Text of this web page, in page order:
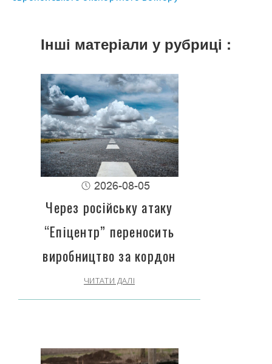
Інші матеріали у рубриці :
2026-08-05
Через російську атаку
“Епіцентр” переносить
виробництво за кордон
ЧИТАТИ ДАЛІ